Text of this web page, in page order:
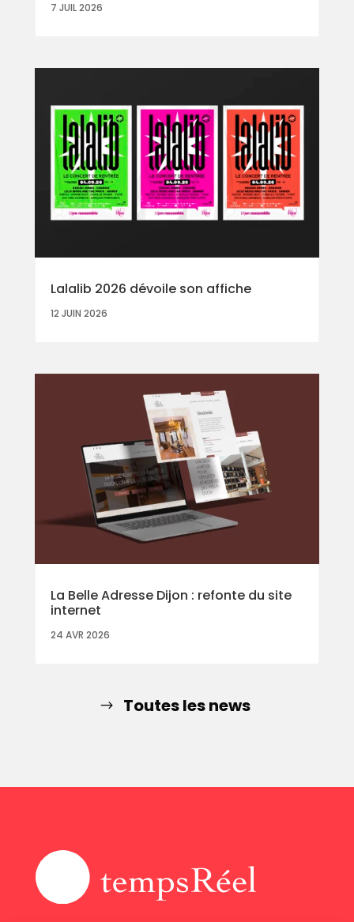
7 JUIL 2026
Lalalib 2026 dévoile son affiche
12 JUIN 2026
La Belle Adresse Dijon : refonte du site
internet
24 AVR 2026
Toutes les news